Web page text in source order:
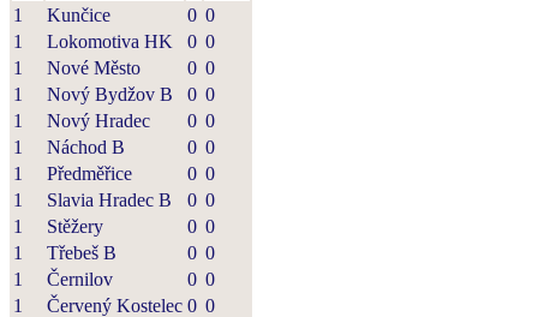
1
Kunčice 0 0
1
Lokomotiva HK 0 0
1
Nové Město 0 0
1
Nový Bydžov B 0 0
1
Nový Hradec 0 0
1
Náchod B 0 0
1
Předměřice 0 0
1
Slavia Hradec B 0 0
1
Stěžery 0 0
1
Třebeš B 0 0
1
Černilov 0 0
1
Červený Kostelec 0 0